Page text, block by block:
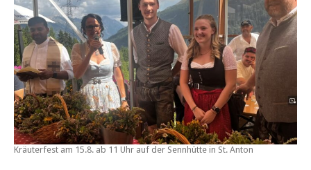
Kräuterfest am 15.8. ab 11 Uhr auf der Sennhütte in St. Anton